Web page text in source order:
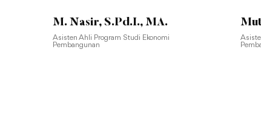
M. Nasir, S.Pd.I., MA.
Asisten Ahli Program Studi Ekonomi
Pembangunan